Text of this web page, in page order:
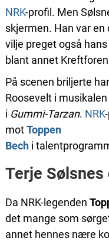
NRK-profil. Men
skjermen. Han var
vilje preget også
blant annet
På scenen briljerte
Roosevelt i musikalen
i Gummi-Tarzan. NRK
motToppen
Bech i
Terje Sølsnes
Da NRK-legenden
det mange som
annet hennes nære